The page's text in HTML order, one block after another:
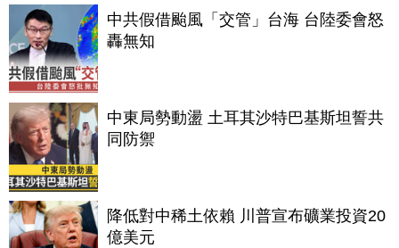
中共假借颱風「交管」台海 台陸委會怒
轟無知
中東局勢動盪 土耳其沙特巴基斯坦誓共
同防禦
降低對中稀土依賴 川普宣布礦業投資20
億美元